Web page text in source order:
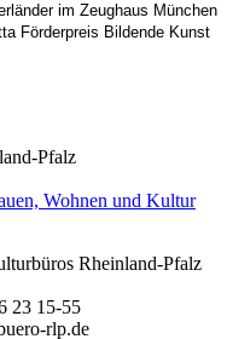
im Zeughaus München
Förderpreis Bildende Kunst
Rheinland-Pfalz
23 15-55
rlp.de